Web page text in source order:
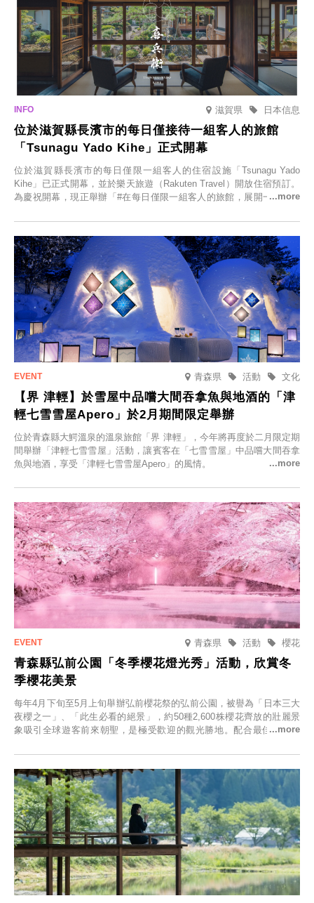
滋賀県 日本信息
位於滋賀縣長濱市的每日僅接待一組客人的旅館
「Tsunagu Yado Kihe」正式開幕
位於滋賀縣長濱市的每日僅限一組客人的住宿設施「Tsunagu Yado
Kihe」已正式開幕，並於樂天旅遊（Rakuten Travel）開放住宿預訂。
為慶祝開幕，現正舉辦「#在每日僅限一組客人的旅館，展開一生一次
人的旅館，您才能在此與重要的人共度獨一無二的特別時光。
青森県 文化
活動
【界 津輕】於雪屋中品嚐大間吞拿魚與地酒的「津
輕七雪雪屋Apero」於2月期間限定舉辦
位於青森縣大鰐溫泉的溫泉旅館「界 津輕」，今年將再度於二月限定期
間舉辦「津輕七雪雪屋」活動，讓賓客在「七雪雪屋」中品嚐大間吞拿
魚與地酒，享受「津輕七雪雪屋Apero」的風情。
青森県 櫻花
活動
青森縣弘前公園「冬季櫻花燈光秀」活動，欣賞冬
季櫻花美景
每年4月下旬至5月上旬舉辦弘前櫻花祭的弘前公園，被譽為「日本三大
夜櫻之一」、「此生必看的絕景」，約50種2,600株櫻花齊放的壯麗景
象吸引全球遊客前來朝聖，是極受歡迎的觀光勝地。配合最佳觀雪時
「冬季櫻花燈光秀」。